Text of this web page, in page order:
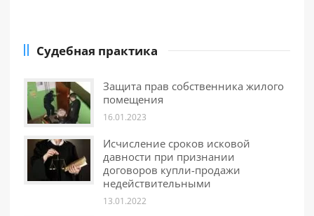
Судебная практика
Защита прав собственника жилого
помещения
16.01.2023
Исчисление сроков исковой
давности при признании
договоров купли-продажи
недействительными
13.01.2022